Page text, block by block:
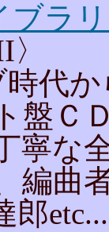
ブラ
代
盤Ｃ
寧な
曲
郎etc...